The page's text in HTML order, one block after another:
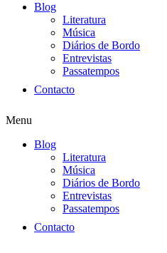
Blog
Literatura
Música
Diários de Bordo
Entrevistas
Passatempos
Contacto
Menu
Blog
Literatura
Música
Diários de Bordo
Entrevistas
Passatempos
Contacto